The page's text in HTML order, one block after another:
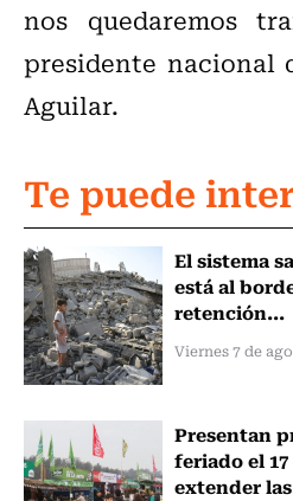
nos quedaremos
presidente nacional
Aguilar.
Te puede
El sistema
está al
retención...
Viernes 7 de
Presentan
feriado el
extender